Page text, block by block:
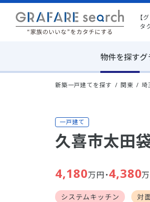
【
タ
物件を探す
新築一戸建てを探す 関東 埼
一戸建て
久喜市太田
4,180万円・4,380
システムキッチン 対